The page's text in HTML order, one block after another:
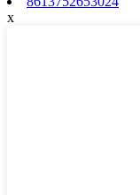
x